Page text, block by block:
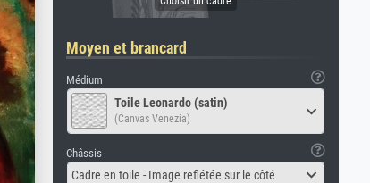
Moyen et brancard
Médium
Toile Leonardo (satin)
(Canvas Venezia)
Châssis
Cadre en toile - Image reflétée sur le côté